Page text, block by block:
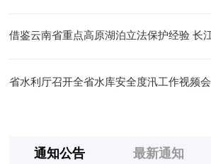
省水利厅召开全省水库安全度汛工作视频会
通知公告 最新通知